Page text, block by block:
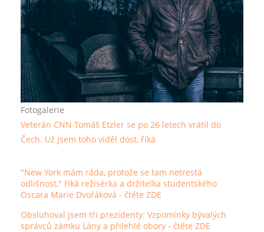
Fotogalerie
Veterán CNN Tomáš Etzler se po 26 letech vrátil do
Čech. Už jsem toho viděl dost, říká
"New York mám ráda, protože se tam netrestá
odlišnost," říká režisérka a držitelka studentského
Oscara Marie Dvořáková - čtěte ZDE
Obsluhoval jsem tři prezidenty: Vzpomínky bývalých
správců zámku Lány a přilehlé obory - čtěte ZDE